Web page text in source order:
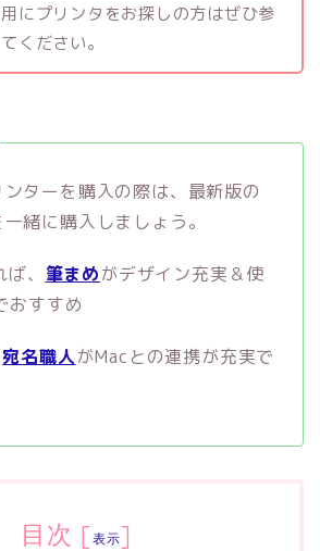
にプリンタをお探しの方はぜひ参
ください。
ターを購入の際は、最新版の
緒に購入しましょう。
、 筆まめがデザイン充実＆使
おすすめ
宛名職人がMacとの連携が充実で
目次 [ 表示]